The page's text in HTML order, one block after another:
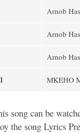
Arnob
Arnob
Arnob
MKEHO
song can be
the song Lyrics